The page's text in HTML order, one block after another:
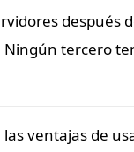
después
tercero
las ventajas de